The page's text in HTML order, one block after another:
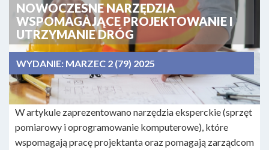
NOWOCZESNE NARZĘDZIA
WSPOMAGAJĄCE PROJEKTOWANIE I
UTRZYMANIE DRÓG
WYDANIE: MARZEC 2 (79) 2025
W artykule zaprezentowano narzędzia eksperckie (sprzęt
pomiarowy i oprogramowanie komputerowe), które
wspomagają pracę projektanta oraz pomagają zarządcom